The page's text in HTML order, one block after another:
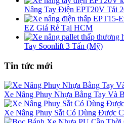
Nâng Tay Điện EPT20V Tải
EZ Giá Rẻ Tại HCM
Tay Soonlift 3 Tấn (Mỹ)
Tin tức mới
Xe Nâng Phuy Nhựa Bằng Tay Và
Xe Nâng Phuy Sắt Có Dùng Được